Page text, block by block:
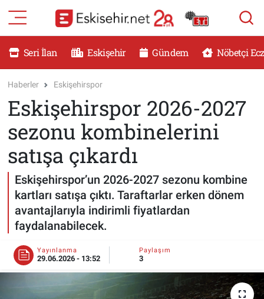
Seri İlan Eskişehir Gündem Nöbetçi
Haberler Eskişehirspor
Eskişehirspor 2026-2027
sezonu kombinelerini
satışa çıkardı
Eskişehirspor’un 2026-2027 sezonu kombine
kartları satışa çıktı. Taraftarlar erken dönem
avantajlarıyla indirimli fiyatlardan
faydalanabilecek.
Yayınlanma
29.06.2026 - 13:52
Paylaşım
3
RESMİ İLANLAR
DÜNYA
SAĞLIK
MAGAZİN
KADIN
TEKNOLOJİ
YEMEK
ESKİŞEHİR NÖBETÇİ ECZANELER
Eskişehir Nöbetçi Eczaneler
Eskişehir Namaz Vakitleri
Eskişehir Trafik Yoğunluk Haritası
Süper Lig Puan Durumu ve Fikstür
Tüm Manşetler
Son Dakika Haberleri
Haber Arşivi